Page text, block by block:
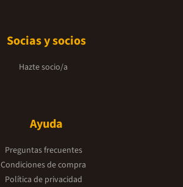
Socias y socios
Hazte socio/a
Ayuda
Preguntas frecuentes
Condiciones de compra
Política de privacidad